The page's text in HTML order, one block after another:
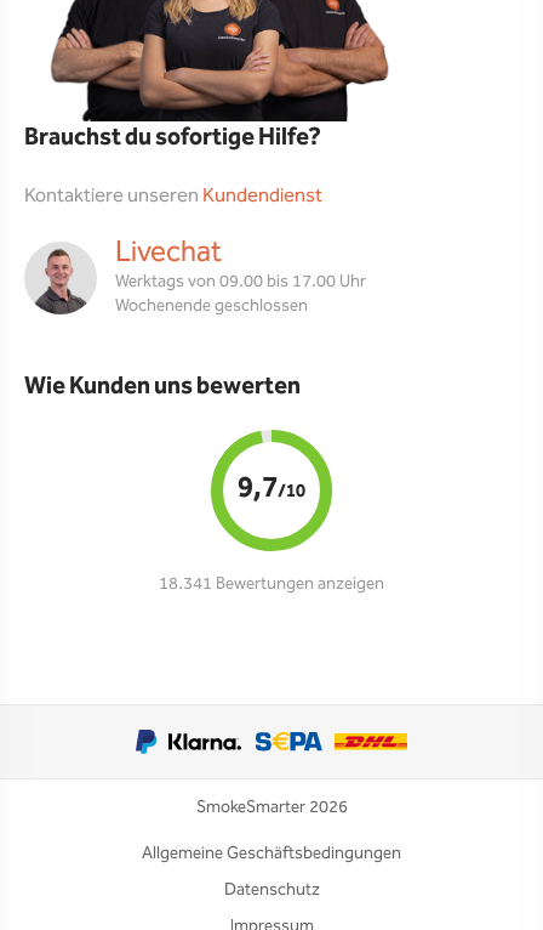
Brauchst du sofortige Hilfe?
Kontaktiere unseren Kundendienst
Livechat
Werktags von 09.00 bis 17.00 Uhr
Wochenende geschlossen
Wie Kunden uns bewerten
9,7/10
18.341 Bewertungen anzeigen
SmokeSmarter 2026
Allgemeine Geschäftsbedingungen
Datenschutz